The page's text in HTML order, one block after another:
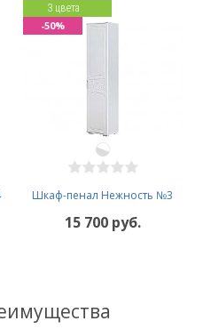
Шкаф-пенал Нежность №3
3 цвета
15 700 руб.
-50%